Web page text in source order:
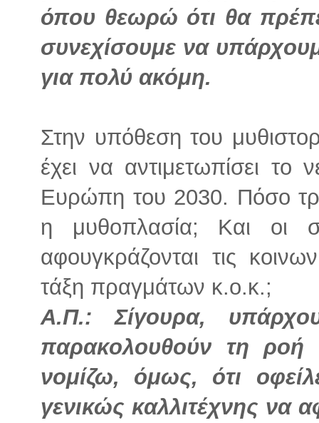
όπου θεωρώ ότι θα
συνεχίσουμε να
για πολύ ακόμη.
Στην υπόθεση του
έχει να αντιμετωπίσει το
Ευρώπη του 2030. Πόσο
η μυθοπλασία; Και οι
αφουγκράζονται τις
τάξη πραγμάτων κ.ο.κ.;
Α.Π.: Σίγουρα,
παρακολουθούν τη ροή
νομίζω, όμως, ότι
γενικώς καλλιτέχνης να